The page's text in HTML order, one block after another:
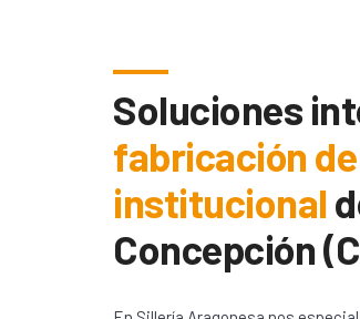
Soluciones
fabricación
institucional
Concepción